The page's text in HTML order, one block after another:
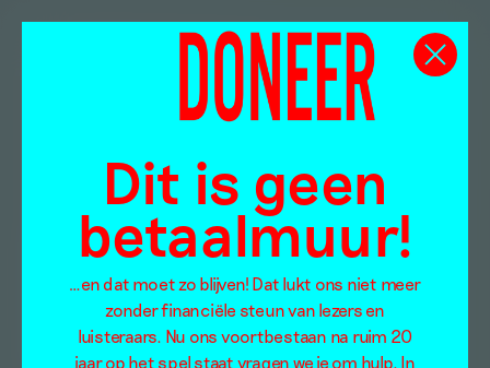
Dit is geen
betaalmuur!
…en dat moet zo blijven! Dat lukt ons niet meer
zonder financiële steun van lezers en
luisteraars. Nu ons voortbestaan na ruim 20
jaar op het spel staat vragen we je om hulp. In